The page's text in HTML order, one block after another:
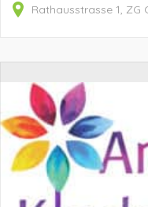
Rathausstrasse 1 ZG